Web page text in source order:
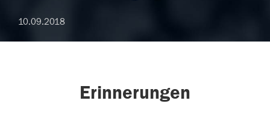
10.09.2018
Erinnerungen